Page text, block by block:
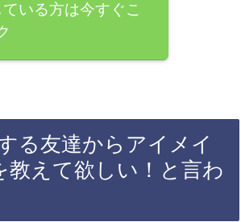
いる方は今すぐこ
る友達からアイメイ
教えて欲しい！と言わ